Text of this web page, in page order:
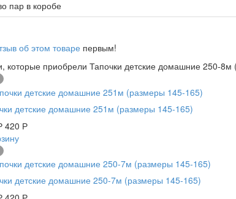
пар в коробе
об этом товаре первым!
которые приобрели Тапочки детские домашние 250-
детские домашние 251м (размеры 145-165)
420 Р
детские домашние 250-7м (размеры 145-165)